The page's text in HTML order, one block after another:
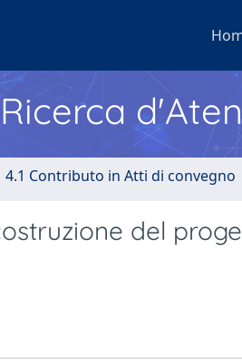
4.1 Contributo in Atti di convegno
del